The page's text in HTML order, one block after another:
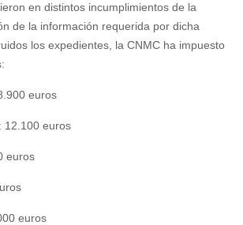
en distintos incumplimientos de la
de la información requerida por dicha
los expedientes, la CNMC ha impuesto
euros
12.100 euros
euros
euros